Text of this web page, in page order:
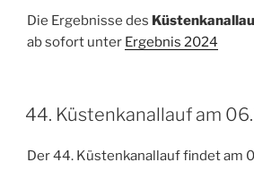
Die Ergebnisse des
ab sofort unter Ergebnis 2024
VERÖFFENTLICHT
AM
44. Küstenkanallauf am
Der 44. Küstenkanallauf findet am